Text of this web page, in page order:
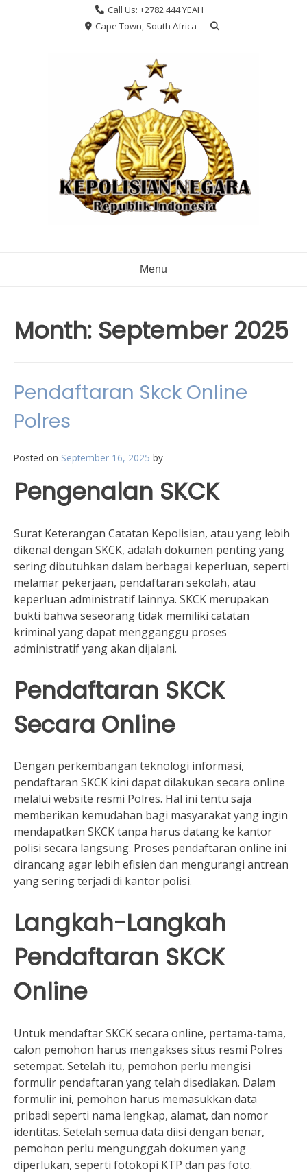
Call Us: +2782 444 YEAH
Cape Town, South Africa
Menu
Month: September 2025
Pendaftaran Skck Online
Polres
Posted on September 16, 2025 by
Pengenalan SKCK
Surat Keterangan Catatan Kepolisian, atau yang lebih
dikenal dengan SKCK, adalah dokumen penting yang
sering dibutuhkan dalam berbagai keperluan, seperti
melamar pekerjaan, pendaftaran sekolah, atau
keperluan administratif lainnya. SKCK merupakan
bukti bahwa seseorang tidak memiliki catatan
kriminal yang dapat mengganggu proses
administratif yang akan dijalani.
Pendaftaran SKCK
Secara Online
Dengan perkembangan teknologi informasi,
pendaftaran SKCK kini dapat dilakukan secara online
melalui website resmi Polres. Hal ini tentu saja
memberikan kemudahan bagi masyarakat yang ingin
mendapatkan SKCK tanpa harus datang ke kantor
polisi secara langsung. Proses pendaftaran online ini
dirancang agar lebih efisien dan mengurangi antrean
yang sering terjadi di kantor polisi.
Langkah-Langkah
Pendaftaran SKCK
Online
Untuk mendaftar SKCK secara online, pertama-tama,
calon pemohon harus mengakses situs resmi Polres
setempat. Setelah itu, pemohon perlu mengisi
formulir pendaftaran yang telah disediakan. Dalam
formulir ini, pemohon harus memasukkan data
pribadi seperti nama lengkap, alamat, dan nomor
identitas. Setelah semua data diisi dengan benar,
pemohon perlu mengunggah dokumen yang
diperlukan, seperti fotokopi KTP dan pas foto.